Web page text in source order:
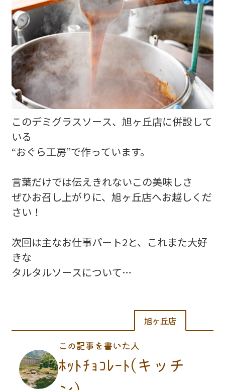
このデミグラスソース、旭ヶ丘店に併設して
いる
“おぐら工房”で作っています。
言葉だけでは伝えきれないこの美味しさ
ぜひお召し上がりに、旭ヶ丘店へお越しくだ
さい！
次回は主なお仕事パート2と、これまた大好
きな
タルタルソースについて…
旭ヶ丘店
この記事を書いた人
ﾎｯﾄﾁｮｺﾚｰﾄ(キッチ